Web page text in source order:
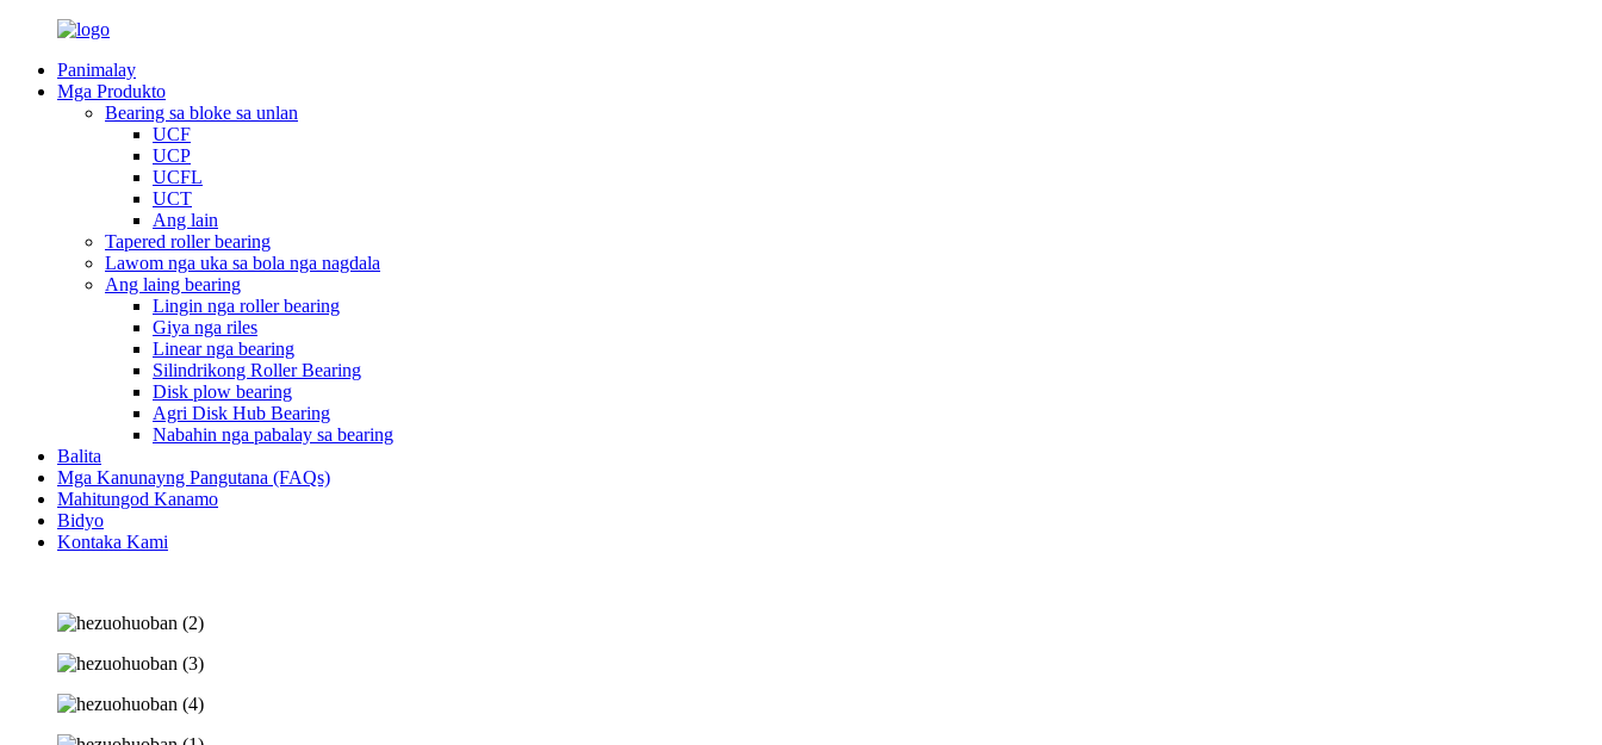
Panimalay
Mga Produkto
Bearing sa bloke sa unlan
UCF
UCP
UCFL
UCT
Ang lain
Tapered roller bearing
Lawom nga uka sa bola nga nagdala
Ang laing bearing
Lingin nga roller bearing
Giya nga riles
Linear nga bearing
Silindrikong Roller Bearing
Disk plow bearing
Agri Disk Hub Bearing
Nabahin nga pabalay sa bearing
Balita
Mga Kanunayng Pangutana (FAQs)
Mahitungod Kanamo
Bidyo
Kontaka Kami